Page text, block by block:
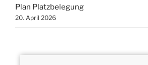
Plan Platzbelegung
20. April 2026